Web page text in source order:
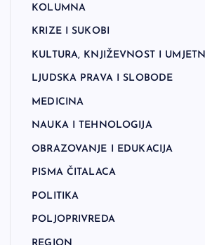
KOLUMNA
KRIZE I SUKOBI
KULTURA, KNJIŽEVNOST I
LJUDSKA PRAVA I SLOBODE
MEDICINA
NAUKA I TEHNOLOGIJA
OBRAZOVANJE I EDUKACIJA
PISMA ČITALACA
POLITIKA
POLJOPRIVREDA